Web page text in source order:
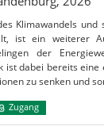
Klimawandels und
ist ein weiterer
der
ist dabei bereits eine
zu senken und
Zugang